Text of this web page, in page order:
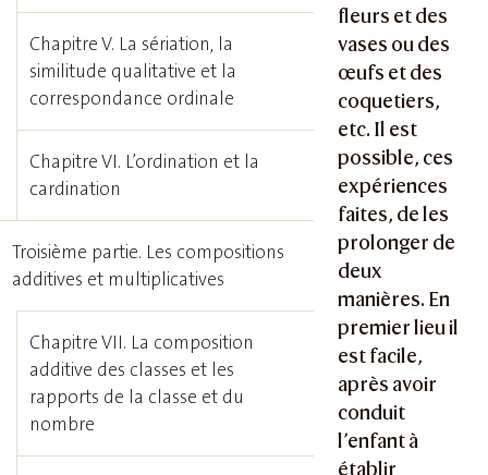
fleurs et des
vases ou des
œufs et des
coquetiers,
etc. Il est
possible, ces
expériences
faites, de les
prolonger de
deux
manières. En
premier lieu il
est facile,
après avoir
conduit
l’enfant à
établir
Chapitre V. La sériation, la
similitude qualitative et la
correspondance ordinale
Chapitre VI. L’ordination et la
cardination
Troisième partie. Les compositions
additives et multiplicatives
Chapitre VII. La composition
additive des classes et les
rapports de la classe et du
nombre